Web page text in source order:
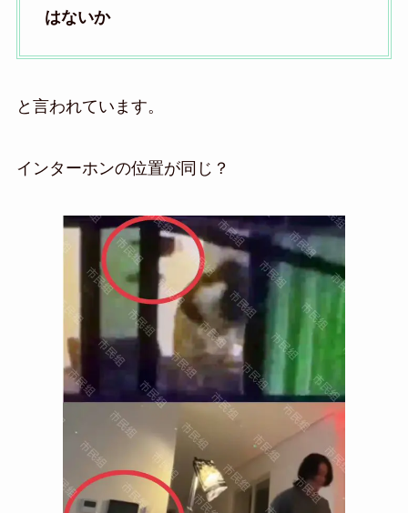
はないか
と言われています。
インターホンの位置が同じ？